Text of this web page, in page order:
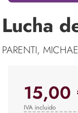
Lucha
PARENTI,
15,00
IVA incluido